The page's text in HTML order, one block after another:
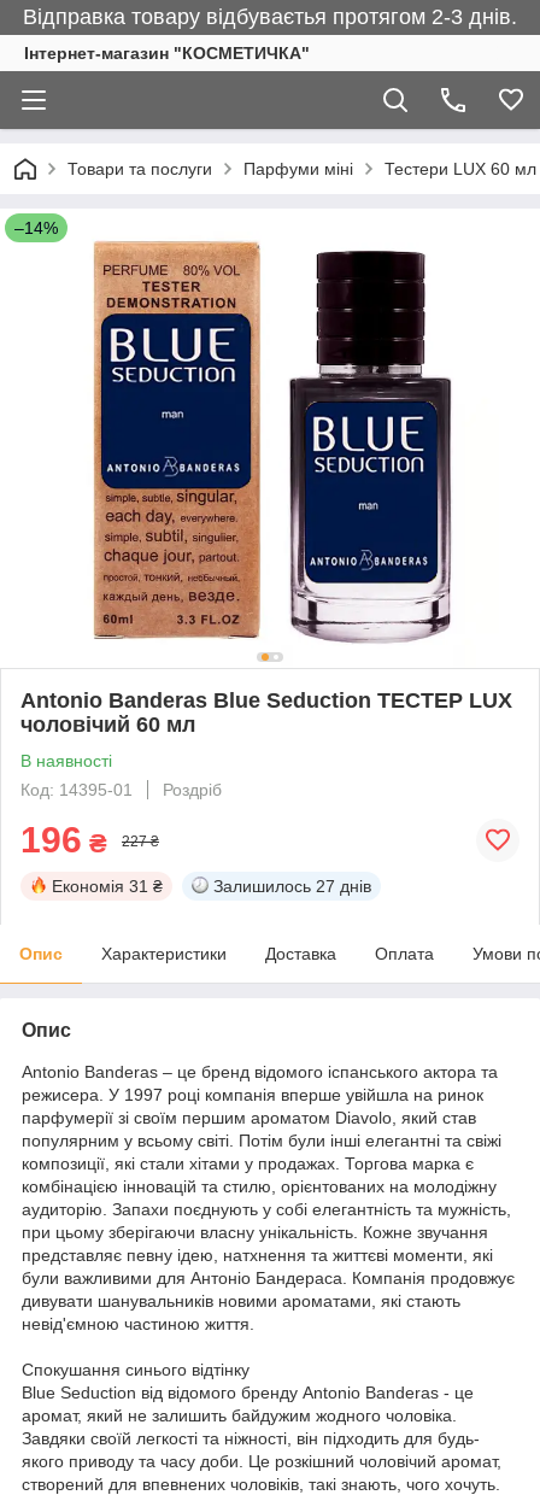
Відправка товару відбуваєтья протягом 2-3 днів.
Інтернет-магазин "КОСМЕТИЧКА"
Товари та послуги Парфуми міні Тестери LUX 60 мл
–14%
Antonio Banderas Blue Seduction ТЕСТЕР LUX
чоловічий 60 мл
В наявності
Код: 14395-01
Роздріб
196 ₴ 227 ₴
Економія 31 ₴ Залишилось 27 днів
Опис Характеристики Доставка Оплата Умови
Опис
Antonio Banderas – це бренд відомого іспанського актора та
режисера. У 1997 році компанія вперше увійшла на ринок
парфумерії зі своїм першим ароматом Diavolo, який став
популярним у всьому світі. Потім були інші елегантні та свіжі
композиції, які стали хітами у продажах. Торгова марка є
комбінацією інновацій та стилю, орієнтованих на молодіжну
аудиторію. Запахи поєднують у собі елегантність та мужність,
при цьому зберігаючи власну унікальність. Кожне звучання
представляє певну ідею, натхнення та життєві моменти, які
були важливими для Антоніо Бандераса. Компанія продовжує
дивувати шанувальників новими ароматами, які стають
невід'ємною частиною життя.
Спокушання синього відтінку
Blue Seduction від відомого бренду Antonio Banderas - це
аромат, який не залишить байдужим жодного чоловіка.
Завдяки своїй легкості та ніжності, він підходить для будь-
якого приводу та часу доби. Це розкішний чоловічий аромат,
створений для впевнених чоловіків, такі знають, чого хочуть.